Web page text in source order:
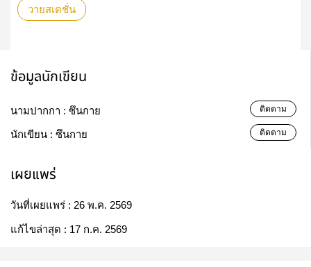
วายสเตชั่น
ข้อมูลนักเขียน
นามปากกา : ซึนกาย ติดตาม
นักเขียน : ซึนกาย ติดตาม
เผยแพร่
วันที่เผยแพร่ : 26 พ.ค. 2569
แก้ไขล่าสุด : 17 ก.ค. 2569